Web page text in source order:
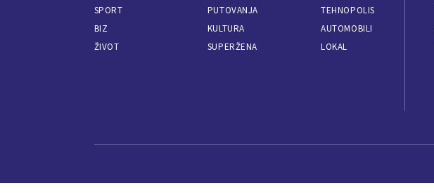
SPORT
BIZ
ŽIVOT
PUTOVANJA
KULTURA
SUPERŽENA
TEHNOPOLIS
AUTOMOBILI
LOKAL